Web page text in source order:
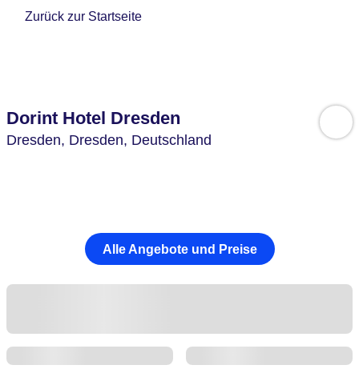
Zurück zur Startseite
Dorint Hotel Dresden
Dresden, Dresden, Deutschland
Alle Angebote und Preise